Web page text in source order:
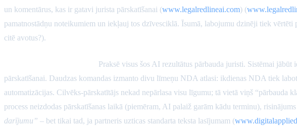
un komentārus, kas ir gatavi jurista pārskatīšanai (www.legalredlineai.com) (
pamatnostādņu noteikumiem un iekļauj tos dzīvesciklā. Īsumā, labojumu dzinēji tiek vērtēti
citē avotus?).
Praksē visus šos AI rezultātus pārbauda juristi. Sistēmai jābūt
pārskatīšanai. Daudzas komandas izmanto divu līmeņu NDA atlasi: ikdienas NDA tiek
automatizācijas. Cilvēks-pārskatītājs nekad nepārlasa visu līgumu; tā vietā viņš
process neizdodas pārskatīšanas laikā (piemēram, AI palaiž garām kādu terminu),
darījumu” – bet tikai tad, ja partneris uzticas standarta teksta lasījumam (